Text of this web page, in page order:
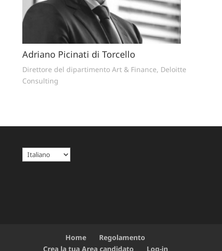
Adriano Picinati di Torcello
Direttore del dipartimento Art & Finance, Deloitte
Consulting
c
Home
Regolamento
Crea la tua Area candidato
Log-in